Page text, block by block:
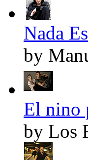
Nada
by
El nino
by Los